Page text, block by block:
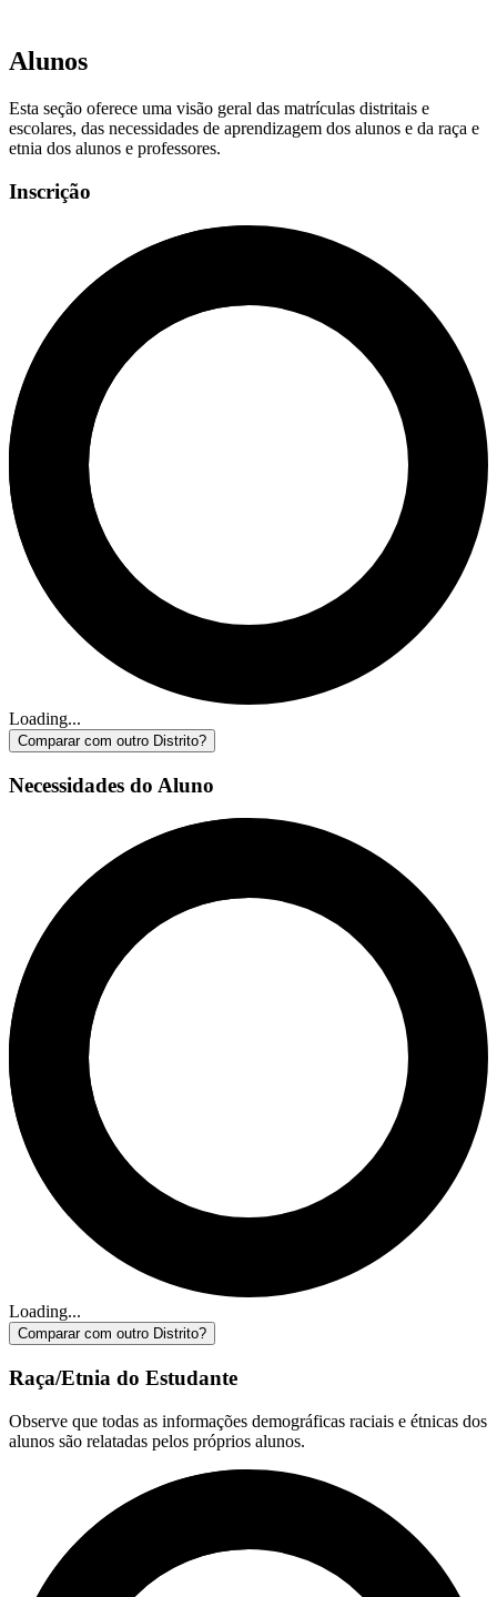
Alunos
Esta seção oferece uma visão geral das matrículas distritais e
escolares, das necessidades de aprendizagem dos alunos e da raça e
etnia dos alunos e professores.
Inscrição
Loading...
Comparar com outro Distrito?
Necessidades do Aluno
Loading...
Comparar com outro Distrito?
Raça/Etnia do Estudante
Observe que todas as informações demográficas raciais e étnicas dos
alunos são relatadas pelos próprios alunos.